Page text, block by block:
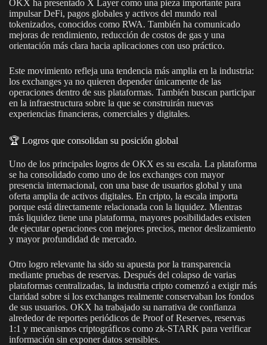
OKX ha presentado X Layer como una pieza importante para
impulsar DeFi, pagos globales y activos del mundo real
tokenizados, conocidos como RWA. También ha comunicado
mejoras de rendimiento, reducción de costos de gas y una
orientación más clara hacia aplicaciones con uso práctico.
Este movimiento refleja una tendencia más amplia en la industria:
los exchanges ya no quieren depender únicamente de las
operaciones dentro de sus plataformas. También buscan participar
en la infraestructura sobre la que se construirán nuevas
experiencias financieras, comerciales y digitales.
🏆 Logros que consolidan su posición global
Uno de los principales logros de OKX es su escala. La plataforma
se ha consolidado como uno de los exchanges con mayor
presencia internacional, con una base de usuarios global y una
oferta amplia de activos digitales. En cripto, la escala importa
porque está directamente relacionada con la liquidez. Mientras
más liquidez tiene una plataforma, mayores posibilidades existen
de ejecutar operaciones con mejores precios, menor deslizamiento
y mayor profundidad de mercado.
Otro logro relevante ha sido su apuesta por la transparencia
mediante pruebas de reservas. Después del colapso de varias
plataformas centralizadas, la industria cripto comenzó a exigir más
claridad sobre si los exchanges realmente conservaban los fondos
de sus usuarios. OKX ha trabajado su narrativa de confianza
alrededor de reportes periódicos de Proof of Reserves, reservas
1:1 y mecanismos criptográficos como zk-STARK para verificar
información sin exponer datos sensibles.